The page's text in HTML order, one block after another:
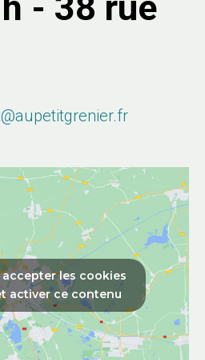
accepter les cookies
activer ce contenu